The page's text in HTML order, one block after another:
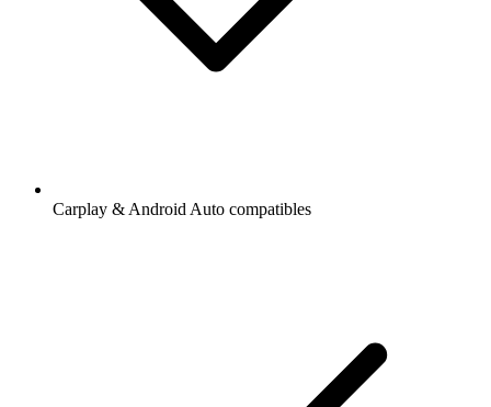
Carplay & Android Auto compatibles